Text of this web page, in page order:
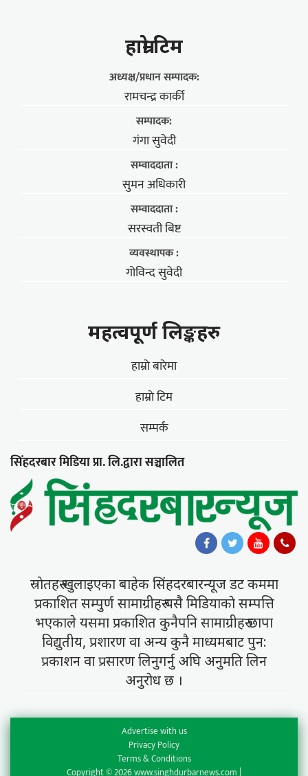
हाम्राे टिम
अध्यक्ष/प्रधान सम्पादक:
रामचन्द्र कार्की
सम्पादक:
गंगा सुवेदी
सम्वाददाता :
सुमन अधिकारी
सम्वाददाता :
सरस्वती बिष्ट
व्यवस्थापक :
गोविन्द सुवेदी
महत्वपूर्ण लिङ्कहरु
हाम्राे बारेमा
हाम्राे टिम
सम्पर्क
सिंहदरबार मिडिया प्रा. लि.द्वारा सञ्चालित
स्राेतहरु खुलाइएका बाहेक सिंहदरबारन्यूज डट कममा
प्रकाशित सम्पुर्ण सामाग्रीहरु यसै मिडियाकाे सम्पत्ति
भएकाले यसमा प्रकाशित कुनैपनि सामाग्रीहरु छापा
विद्युतीय, प्रशारण वा अन्य कुनै माध्यमबाट पुन:
प्रकाशन वा प्रसारण लिनुगर्नु अघि अनुमति लिन
अनुराेध छ ।
Advertise with us
Privacy Policy
Terms & Conditions
Copyright © 2026 www.singhdurbarnews.com |